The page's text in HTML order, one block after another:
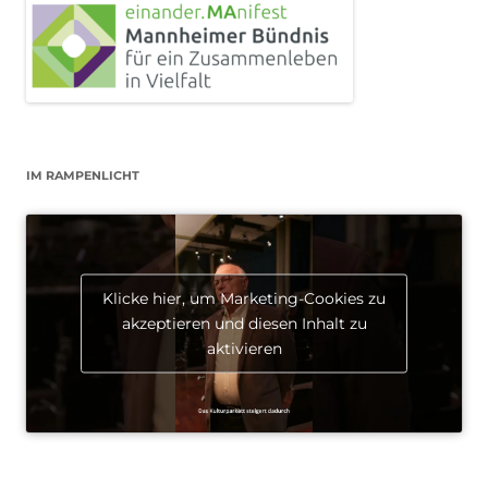
IM RAMPENLICHT
Klicke hier, um Marketing-Cookies zu
akzeptieren und diesen Inhalt zu
aktivieren